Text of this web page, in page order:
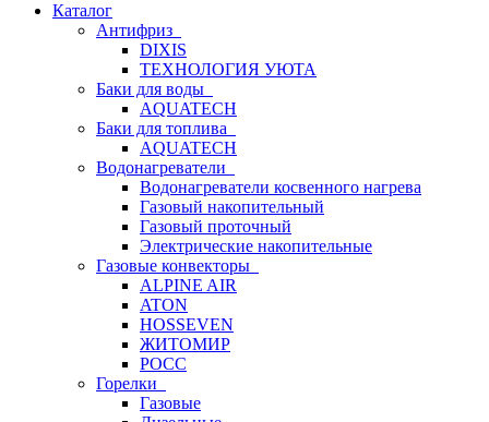
Каталог
Антифриз
DIXIS
ТЕХНОЛОГИЯ УЮТА
Баки для воды
AQUATECH
Баки для топлива
AQUATECH
Водонагреватели
Водонагреватели косвенного нагрева
Газовый накопительный
Газовый проточный
Электрические накопительные
Газовые конвекторы
ALPINE AIR
ATON
HOSSEVEN
ЖИТОМИР
РОСС
Горелки
Газовые